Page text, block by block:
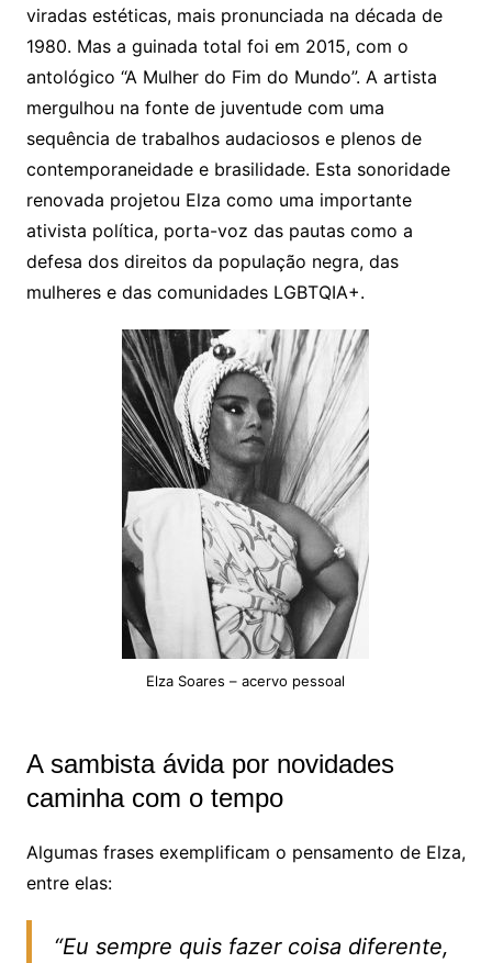
viradas estéticas, mais pronunciada na década de
1980. Mas a guinada total foi em 2015, com o
antológico “A Mulher do Fim do Mundo”. A artista
mergulhou na fonte de juventude com uma
sequência de trabalhos audaciosos e plenos de
contemporaneidade e brasilidade. Esta sonoridade
renovada projetou Elza como uma importante
ativista política, porta-voz das pautas como a
defesa dos direitos da população negra, das
mulheres e das comunidades LGBTQIA+.
Elza Soares – acervo pessoal
A sambista ávida por novidades
caminha com o tempo
Algumas frases exemplificam o pensamento de Elza,
entre elas:
“Eu sempre quis fazer coisa diferente,